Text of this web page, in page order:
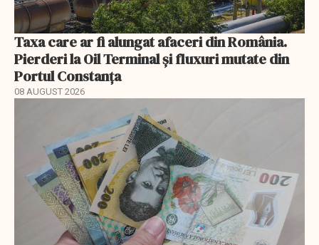
Taxa care ar fi alungat afaceri din România.
Pierderi la Oil Terminal și fluxuri mutate din
Portul Constanța
08 AUGUST 2026